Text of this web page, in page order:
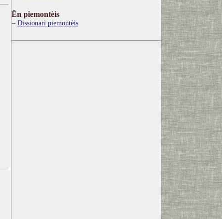
Ën piemontèis
Dissionari piemontèis